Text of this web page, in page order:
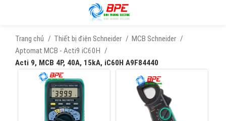
Trang chủ Thiết bị điện Schneider
MCB Schneider
Aptomat MCB - Acti9 iC60H
Acti 9, MCB 4P, 40A, 15kA, iC60H A9F84440